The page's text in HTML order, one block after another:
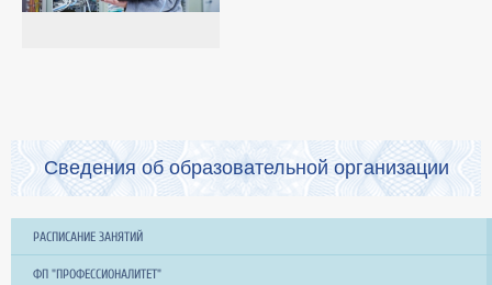
Сведения об образовательной организации
РАСПИСАНИЕ ЗАНЯТИЙ
ФП "ПРОФЕССИОНАЛИТЕТ"